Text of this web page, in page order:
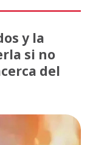
y la
si no
del